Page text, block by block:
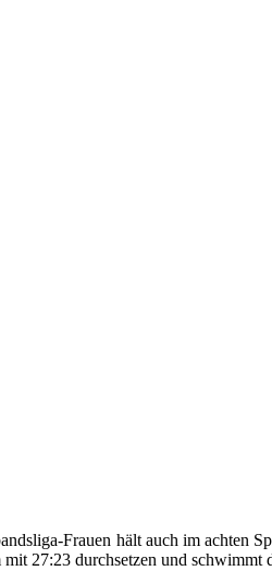
Frauen hält auch im achten
27:23 durchsetzen und